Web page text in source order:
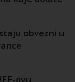
obvezni u
ovu